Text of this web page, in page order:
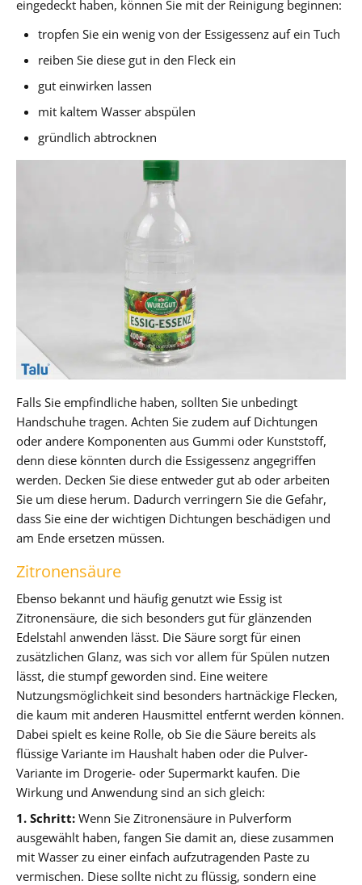
eingedeckt haben, können Sie mit der Reinigung beginnen:
tropfen Sie ein wenig von der Essigessenz auf ein Tuch
reiben Sie diese gut in den Fleck ein
gut einwirken lassen
mit kaltem Wasser abspülen
gründlich abtrocknen
Falls Sie empfindliche haben, sollten Sie unbedingt
Handschuhe tragen. Achten Sie zudem auf Dichtungen
oder andere Komponenten aus Gummi oder Kunststoff,
denn diese könnten durch die Essigessenz angegriffen
werden. Decken Sie diese entweder gut ab oder arbeiten
Sie um diese herum. Dadurch verringern Sie die Gefahr,
dass Sie eine der wichtigen Dichtungen beschädigen und
am Ende ersetzen müssen.
Zitronensäure
Ebenso bekannt und häufig genutzt wie Essig ist
Zitronensäure, die sich besonders gut für glänzenden
Edelstahl anwenden lässt. Die Säure sorgt für einen
zusätzlichen Glanz, was sich vor allem für Spülen nutzen
lässt, die stumpf geworden sind. Eine weitere
Nutzungsmöglichkeit sind besonders hartnäckige Flecken,
die kaum mit anderen Hausmittel entfernt werden können.
Dabei spielt es keine Rolle, ob Sie die Säure bereits als
flüssige Variante im Haushalt haben oder die Pulver-
Variante im Drogerie- oder Supermarkt kaufen. Die
Wirkung und Anwendung sind an sich gleich:
1. Schritt: Wenn Sie Zitronensäure in Pulverform
ausgewählt haben, fangen Sie damit an, diese zusammen
mit Wasser zu einer einfach aufzutragenden Paste zu
vermischen. Diese sollte nicht zu flüssig, sondern eine